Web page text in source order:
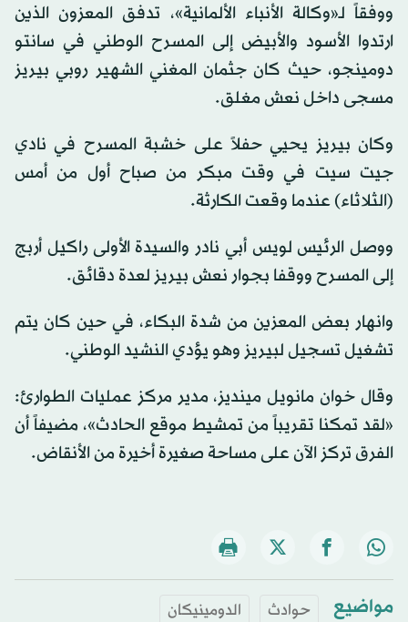
ووفقاً لـ«وكالة الأنباء الألمانية»، تدفق المعزون الذين
ارتدوا الأسود والأبيض إلى المسرح الوطني في سانتو
دومينجو، حيث كان جثمان المغني الشهير روبي بيريز
مسجى داخل نعش مغلق.
وكان بيريز يحيي حفلاً على خشبة المسرح في نادي
جيت سيت في وقت مبكر من صباح أول من أمس
(الثلاثاء) عندما وقعت الكارثة.
ووصل الرئيس لويس أبي نادر والسيدة الأولى راكيل أربج
إلى المسرح ووقفا بجوار نعش بيريز لعدة دقائق.
وانهار بعض المعزين من شدة البكاء، في حين كان يتم
تشغيل تسجيل لبيريز وهو يؤدي النشيد الوطني.
وقال خوان مانويل مينديز، مدير مركز عمليات الطوارئ:
«لقد تمكنا تقريباً من تمشيط موقع الحادث»، مضيفاً أن
الفرق تركز الآن على مساحة صغيرة أخيرة من الأنقاض.
مواضيع حوادث الدومينيكان